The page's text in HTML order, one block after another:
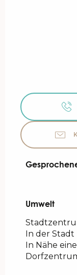
Umwelt
Umwelt
In der Stadt
In Nähe